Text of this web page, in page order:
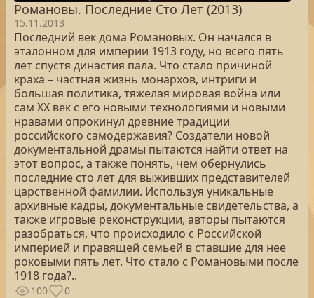
Романовы. Последние Сто Лет (2013)
15.11.2013
Последний век дома Романовых. Он начался в
эталонном для империи 1913 году, но всего пять
лет спустя династия пала. Что стало причиной
краха – частная жизнь монархов, интриги и
большая политика, тяжелая мировая война или
сам ХХ век с его новыми технологиями и новыми
нравами опрокинул древние традиции
российского самодержавия? Создатели новой
документальной драмы пытаются найти ответ на
этот вопрос, а также понять, чем обернулись
последние сто лет для выживших представителей
царственной фамилии. Используя уникальные
архивные кадры, документальные свидетельства, а
также игровые реконструкции, авторы пытаются
разобраться, что происходило с Российской
империей и правящей семьей в ставшие для нее
роковыми пять лет. Что стало с Романовыми после
1918 года?..
100 0